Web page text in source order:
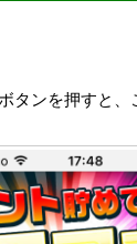
タンを押すと